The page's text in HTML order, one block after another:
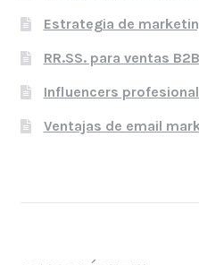
Estrategia de
RR.SS. para ventas B2B
Influencers
Ventajas de email